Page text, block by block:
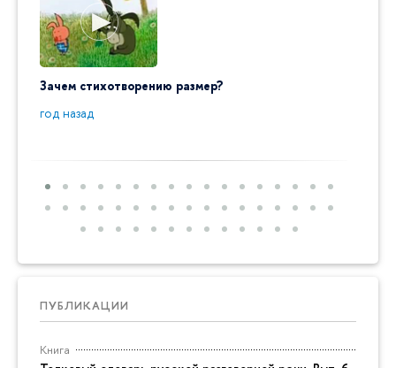
Зачем стихотворению размер?
год назад
ПУБЛИКАЦИИ
Книга